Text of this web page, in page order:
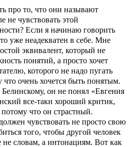
про то, что они называют
не чувствовать этой
Если я начинаю говорить
уже неадекватен в себе. Мне
эквивалент, который не
понятий, а просто хочет
которого не надо пугать
очень хочется быть понятым.
он не понял «Евгения
все-таки хороший критик,
что он страстный.
чувствовать не просто свою
того, чтобы другой человек
словам, а интонациям. Вот как